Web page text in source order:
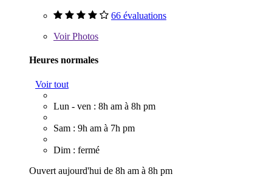
66 évaluations
VoirPhotos
Heures normales
Voir tout
Lun - ven : 8h am à 8h pm
Sam : 9h am à 7h pm
Dim : fermé
Ouvert aujourd'hui de 8h am à 8h pm